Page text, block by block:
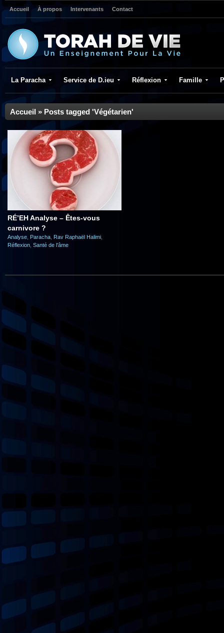
Accueil À propos Intervenants Contact
La Paracha Service de D.ieu Réflexion Famille
Accueil » Posts tagged 'Végétarien'
RÉ’EH Analyse – Êtes-vous
carnivore ?
Analyse Paracha Rav Raphaël Halimi
Réflexion Santé de l'âme